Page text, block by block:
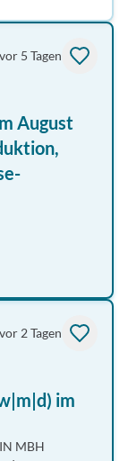
vor 5 Tagen
August
vor 2 Tagen
im
MBH